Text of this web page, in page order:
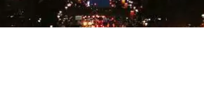
EN TRAJE BRILLANTE, PERO ESO SÓLO